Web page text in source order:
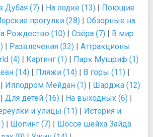
Дубая (7) | На лодке (13) | Поющие
прогулки (28) | Обзорные на
Рождество (10) | Озёра (7) | В мир
| Развлечения (32) | Аттракционы
(4) | Картинг (1) | Парк Мушриф (1)
(14) | Пляжи (14) | В горы (11) |
| Ипподром Мейдан (1) | Шарджа (12)
| Для детей (16) | На выходных (6) |
и улицы (11) | История и
| Шопинг (7) | Шоссе шейха Зайда